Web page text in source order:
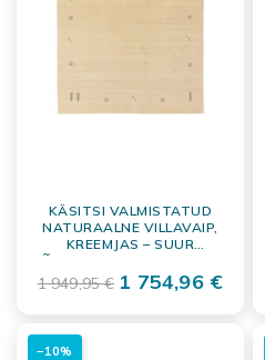
KÄSITSI VALMISTATUD
NATURAALNE VILLAVAIP,
KREEMJAS – SUUR
PÕRANDAKATE 300X400 CM
1 949,95 € 1 754,96 €
−10%